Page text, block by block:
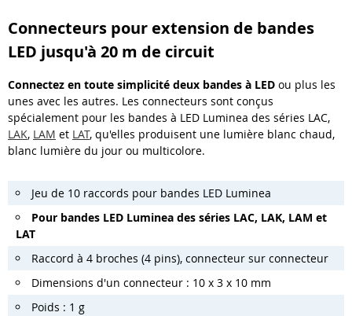
Connecteurs pour extension de bandes
LED jusqu'à 20 m de circuit
Connectez en toute simplicité deux bandes à LED ou plus les
unes avec les autres. Les connecteurs sont conçus
spécialement pour les bandes à LED Luminea des séries LAC,
LAK, LAM et LAT, qu'elles produisent une lumière blanc chaud,
blanc lumière du jour ou multicolore.
Jeu de 10 raccords pour bandes LED Luminea
Pour bandes LED Luminea des séries LAC, LAK, LAM et
LAT
Raccord à 4 broches (4 pins), connecteur sur connecteur
Dimensions d'un connecteur : 10 x 3 x 10 mm
Poids : 1 g